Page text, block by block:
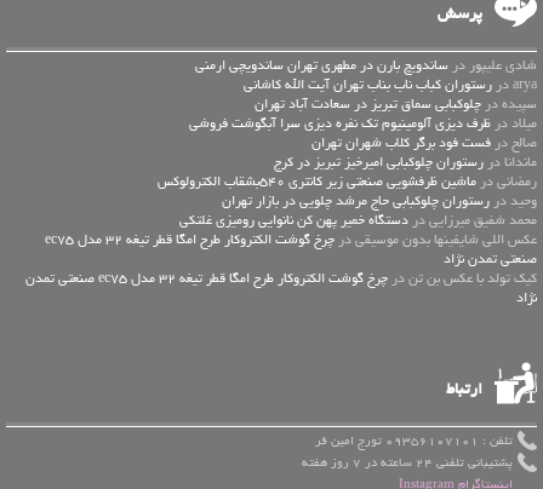
پرسش
شادی علیپور در ساندویچ بارن در مطهری تهران ساندویچی ارمنی
arya در
رستوران کباب ناب بناب تهران آیت الله کاشانی
سپیده در چلوکبابی سماق تبریز در سعادت آباد تهران
میلاد در ظرف دیزی آلومینیوم تک نفره دیزی سرا آبگوشت فروشی
صالح در فست فود برگر کلاب شهران تهران
ماندانا در رستوران چلوکبابی امیرخیز تبریز در کرج
رمضانی در ماشین ظرفشویی صنعتی زیر کانتری 540بشقاب الکترولوکس
وحید در رستوران چلوکبابی حاج مرشد چلویی در بازار تهران
محمد شفیق میرزایی در دستگاه خمیر پهن کن نانوایی رومیزی غلتکی
عكس اللي شايفينها بدون موسيقى در
چرخ گوشت الکتروکار طرح امگا قطر تیغه 32 مدل ec75
صنعتی تمدن نژاد
کیک تولد با عکس بن تن در
چرخ گوشت الکتروکار طرح امگا قطر تیغه 32 مدل ec75 صنعتی تمدن
نژاد
ارتباط
تلفن : 09356107101 تورج امین فر
پشتیبانی تلفنی 24 ساعته در 7 روز هفته